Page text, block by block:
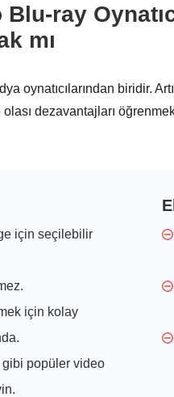
ray
mı
oynatıcılarından biridir.
dezavantajları
için seçilebilir
için kolay
gibi popüler video